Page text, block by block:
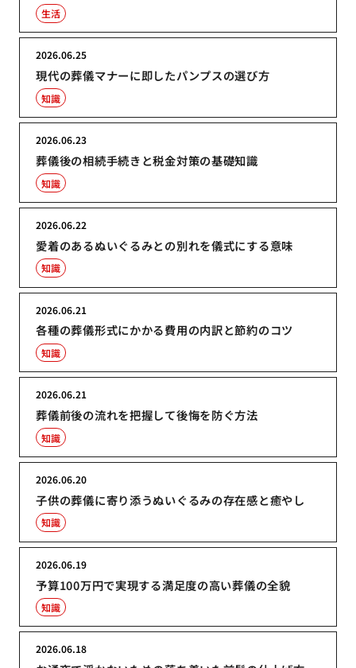
生活
現代の葬儀マナーに即したパンプスの選び方
2026.06.25
知識
葬儀後の相続手続きと税金対策の基礎知識
2026.06.23
知識
愛着のあるぬいぐるみとの別れを儀式にする意味
2026.06.22
知識
各種の葬儀形式にかかる費用の内訳と節約のコツ
2026.06.21
知識
葬儀前後の流れを把握して後悔を防ぐ方法
2026.06.21
知識
子供の葬儀に寄り添うぬいぐるみの存在感と癒やし
2026.06.20
知識
予算100万円で実現する満足度の高い葬儀の全貌
2026.06.19
知識
2026.06.18